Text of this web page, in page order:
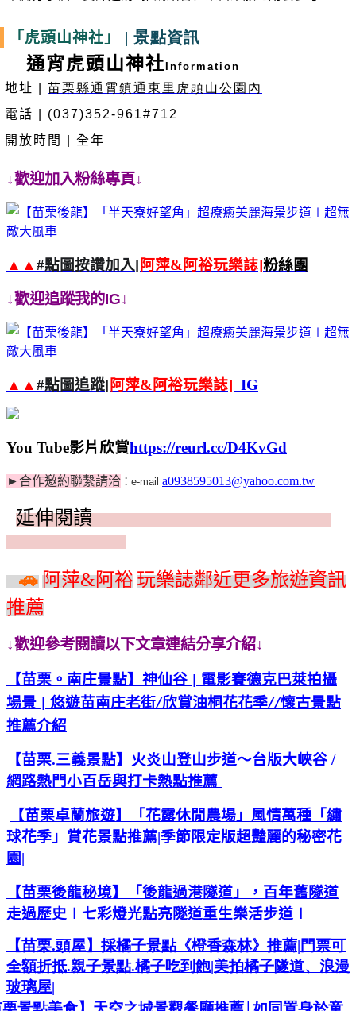
「虎頭山神社」 | 景點資訊
宵虎頭山神社 Information
地址
苗栗縣通霄鎮通東里虎頭山公園內
電話
| (037)352-961#712
開放時間
全年
↓歡迎加入粉絲專頁↓
▲▲#點圖按讚加入[阿萍&阿裕玩樂誌]粉絲團
↓歡迎追蹤我的IG↓
▲▲#點圖追蹤[阿萍&阿裕玩樂誌] IG
You Tube影片欣賞https://reurl.cc/D4KvGd
►合作邀約聯繫請洽 ： e-mail a0938595013@yahoo.com.tw
延伸閱讀
🚗阿萍&阿裕玩樂誌鄰近更多旅遊資訊
推薦
↓歡迎參考閱讀以下文章連結分享介紹↓
【苗栗。南庄景點】神仙谷
電影賽德克巴萊拍攝
場景
悠遊苗南庄老街/欣賞油桐花花季//懷古景點
推薦介紹
【苗栗.三義景點】火炎山登山步道～台版大峽谷 /
網路熱門小百岳與打卡熱點推薦
【苗栗卓蘭旅遊】「花露休閒農場」風情萬種「繡
球花季」賞花景點推薦|季節限定版超豔麗的秘密花
園|
【苗栗後龍秘境】「後龍過港隧道」，百年舊隧道
走過歷史
七彩燈光點亮隧道重生樂活步道
【苗栗.頭屋】採橘子景點《橙香森林》推薦|門票可
全額折抵.親子景點.橘子吃到飽|美拍橘子隧道、浪漫
玻璃屋|